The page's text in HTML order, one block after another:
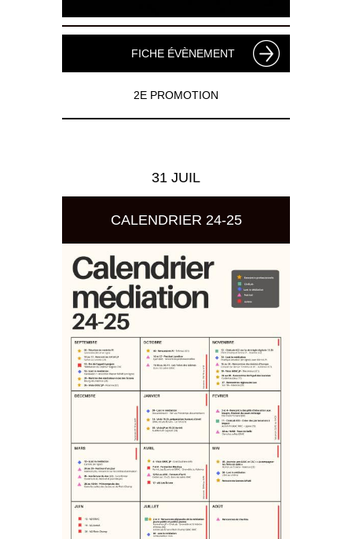
FICHE ÉVÈNEMENT
2E PROMOTION
31 JUIL
CALENDRIER 24-25